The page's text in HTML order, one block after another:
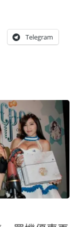
Telegram